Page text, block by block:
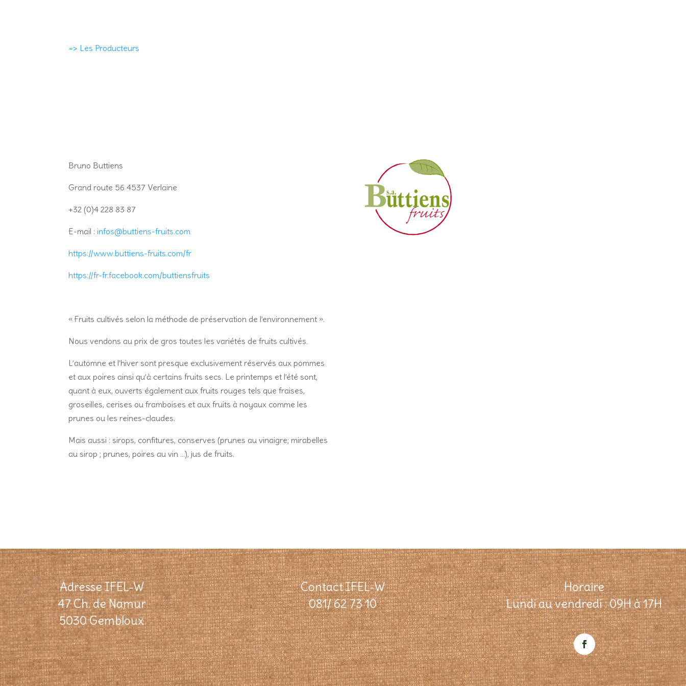
=> Les Producteurs
Bruno Buttiens
Grand route 56 4537 Verlaine
+32 (0)4 228 83 87
E-mail :infos@buttiens-fruits.com
https://www.buttiens-fruits.com/fr
https://fr-fr.facebook.com/buttiensfruits
« Fruits cultivés selon la méthode de préservation de l’environnement ».
Nous vendons au prix de gros toutes les variétés de fruits cultivés.
L’automne et l’hiver sont presque exclusivement réservés aux pommes
et aux poires ainsi qu’à certains fruits secs. Le printemps et l’été sont,
quant à eux, ouverts également aux fruits rouges tels que fraises,
groseilles, cerises ou framboises et aux fruits à noyaux comme les
prunes ou les reines-claudes.
Mais aussi : sirops, confitures, conserves (prunes au vinaigre; mirabelles
au sirop ; prunes, poires au vin …), jus de fruits.
Adresse IFEL-W
47 Ch. de Namur
5030 Gembloux
Contact IFEL-W
081/ 62 73 10
Horaire
Lundi au vendredi : 09H à 17H